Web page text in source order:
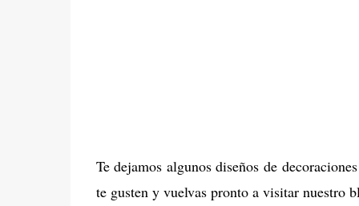
Te dejamos algunos diseños de
te gusten y vuelvas pronto a visitar nuestro